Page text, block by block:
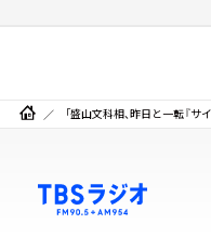
「盛山文科相、昨日と一転『サ